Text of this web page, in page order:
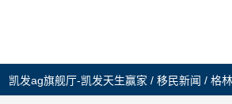
凯发ag旗舰厅-凯发天生赢家 /移民新闻 /格